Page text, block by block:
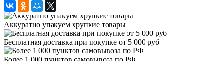
Аккуратно упакуем хрупкие товары
Бесплатная доставка при покупке от 5 000 руб
Более 1 000 пунктов самовывоза по РФ